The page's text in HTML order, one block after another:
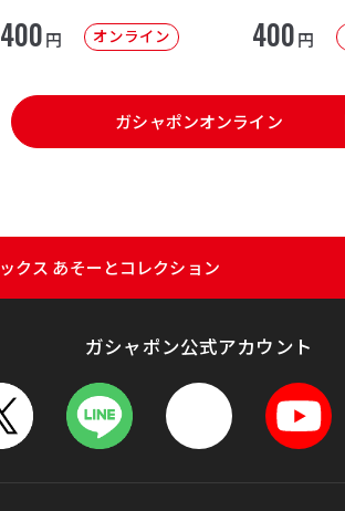
400円 オンライン 400円
ガシャポンオンライン
クス あそーとコレクション
ガシャポン公式アカウント